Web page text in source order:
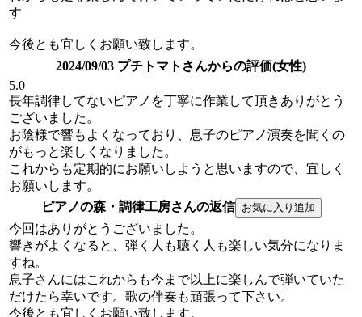
す
今後とも宜しくお願い致します。
2024/09/03 プチトマトさんからの評価(女性)
5.0
長年調律してないピアノを丁寧に作業して頂きありがとう
ございました。
お陰様で響もよくなっており、息子のピアノ演奏を聞くの
がもっと楽しくなりました。
これからも定期的にお願いしようと思いますので、宜しく
お願いします。
ピアノの森・調律工房さんの返信
今回はありがとうございました。
響きがよくなると、弾く人も聴く人も楽しい気分になりま
すね。
息子さんにはこれからも今まで以上に楽しんで弾いていた
だけたら幸いです。歌の伴奏も頑張って下さい。
今後とも宜しくお願い致します。